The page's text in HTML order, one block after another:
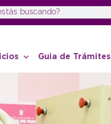
Guia de Trámites